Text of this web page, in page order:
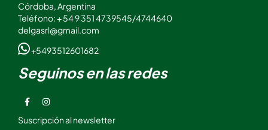
Córdoba, Argentina
Teléfono: + 54 9 351 4739545/4744640
delgasrl@gmail.com
+5493512601682
Seguinos en las redes
Suscripción al newsletter